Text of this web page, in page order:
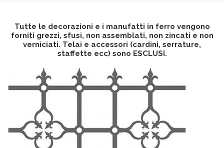
Tutte le decorazioni e i manufatti in ferro vengono
forniti grezzi, sfusi, non assemblati, non zincati e non
verniciati. Telai e accessori (cardini, serrature,
staffette ecc) sono ESCLUSI.